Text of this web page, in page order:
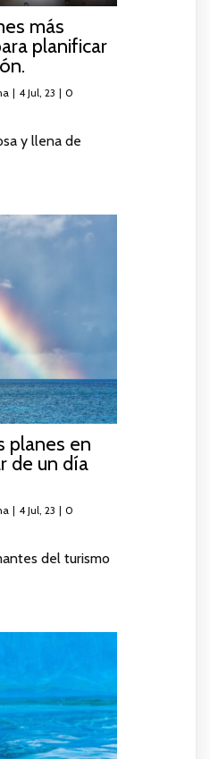
más
planificar
| 4 Jul, 23 | 0
y llena de
planes en
de un día
| 4 Jul, 23 | 0
del turismo